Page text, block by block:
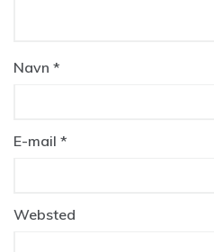
Navn *
E-mail *
Websted